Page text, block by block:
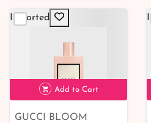
Imported
Add to Cart
GUCCI BLOOM